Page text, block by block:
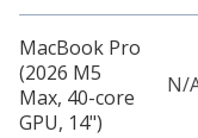
MacBook Pro
(2026 M5
Max, 40-core
GPU, 14")
N/